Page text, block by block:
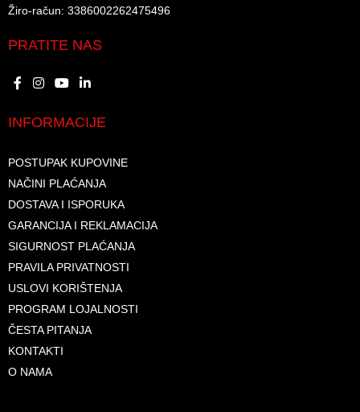
Žiro-račun: 3386002262475496​​
PRATITE NAS
INFORMACIJE
POSTUPAK KUPOVINE
NAČINI PLAĆANJA
DOSTAVA I ISPORUKA
GARANCIJA I REKLAMACIJA
SIGURNOST PLAĆANJA
PRAVILA PRIVATNOSTI
USLOVI KORIŠTENJA
PROGRAM LOJALNOSTI
ČESTA PITANJA
KONTAKTI
O NAMA